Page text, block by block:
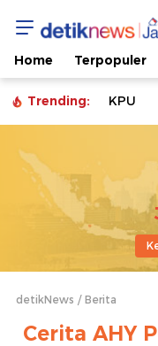
Home Terpopuler
Trending: KPU
detikNews Berita
Cerita AHY